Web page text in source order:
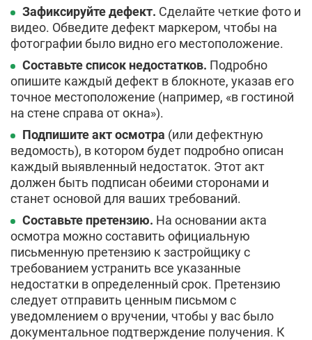
Зафиксируйте дефект. Сделайте четкие фото и
видео. Обведите дефект маркером, чтобы на
фотографии было видно его местоположение.
Составьте список недостатков. Подробно
опишите каждый дефект в блокноте, указав его
точное местоположение (например, «в гостиной
на стене справа от окна»).
Подпишите акт осмотра (или дефектную
ведомость), в котором будет подробно описан
каждый выявленный недостаток. Этот акт
должен быть подписан обеими сторонами и
станет основой для ваших требований.
Составьте претензию. На основании акта
осмотра можно составить официальную
письменную претензию к застройщику с
требованием устранить все указанные
недостатки в определенный срок. Претензию
следует отправить ценным письмом с
уведомлением о вручении, чтобы у вас было
документальное подтверждение получения. К